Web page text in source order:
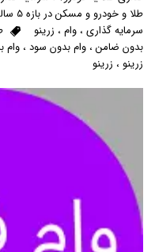
طلا و خودرو و مسکن در بازه 5 ساله
سرمایه گذاری، وام، زرینو
بدون ضامن، وام بدون سود، وام
زرینو ، زرینو